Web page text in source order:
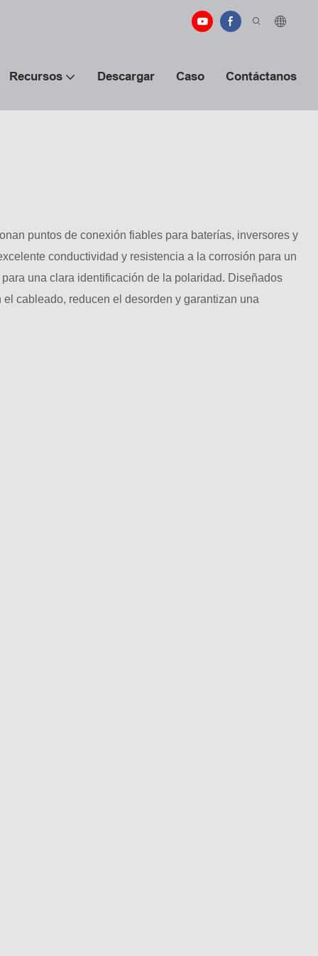
Recursos Descargar Caso Contáctanos
puntos de conexión fiables para baterías, inversores y
conductividad y resistencia a la corrosión para un
una clara identificación de la polaridad. Diseñados
cableado, reducen el desorden y garantizan una